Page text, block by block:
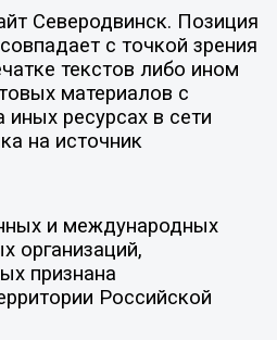
Северодвинск. Позиция
с точкой зрения
текстов либо ином
материалов с
иных ресурсах в сети
на источник
и международных
организаций,
признана
Российской